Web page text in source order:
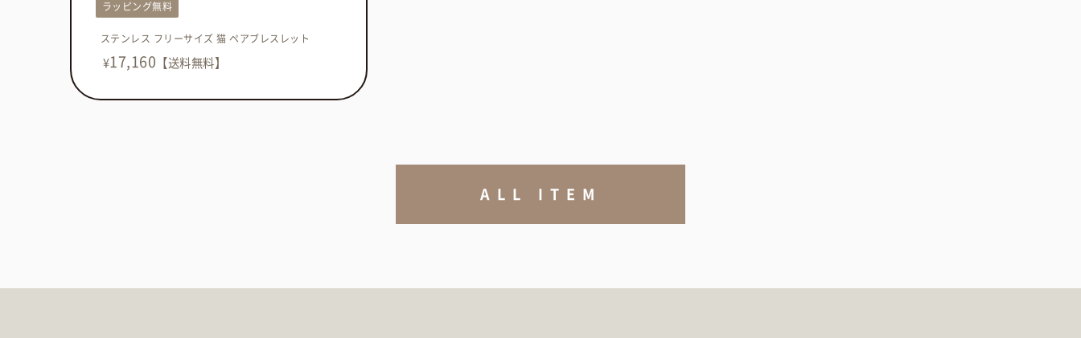
ラッピング無料
ステンレス フリーサイズ 猫 ペアブレスレット
17,160
ALL ITEM